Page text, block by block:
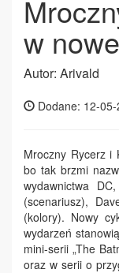
w
Autor: Arivald
Dodane: 12-
Mroczny Rycerz i
bo tak brzmi
wydawnictwa
(scenariusz),
(kolory). Nowy
wydarzeń
mini-serii „The
oraz w serii o